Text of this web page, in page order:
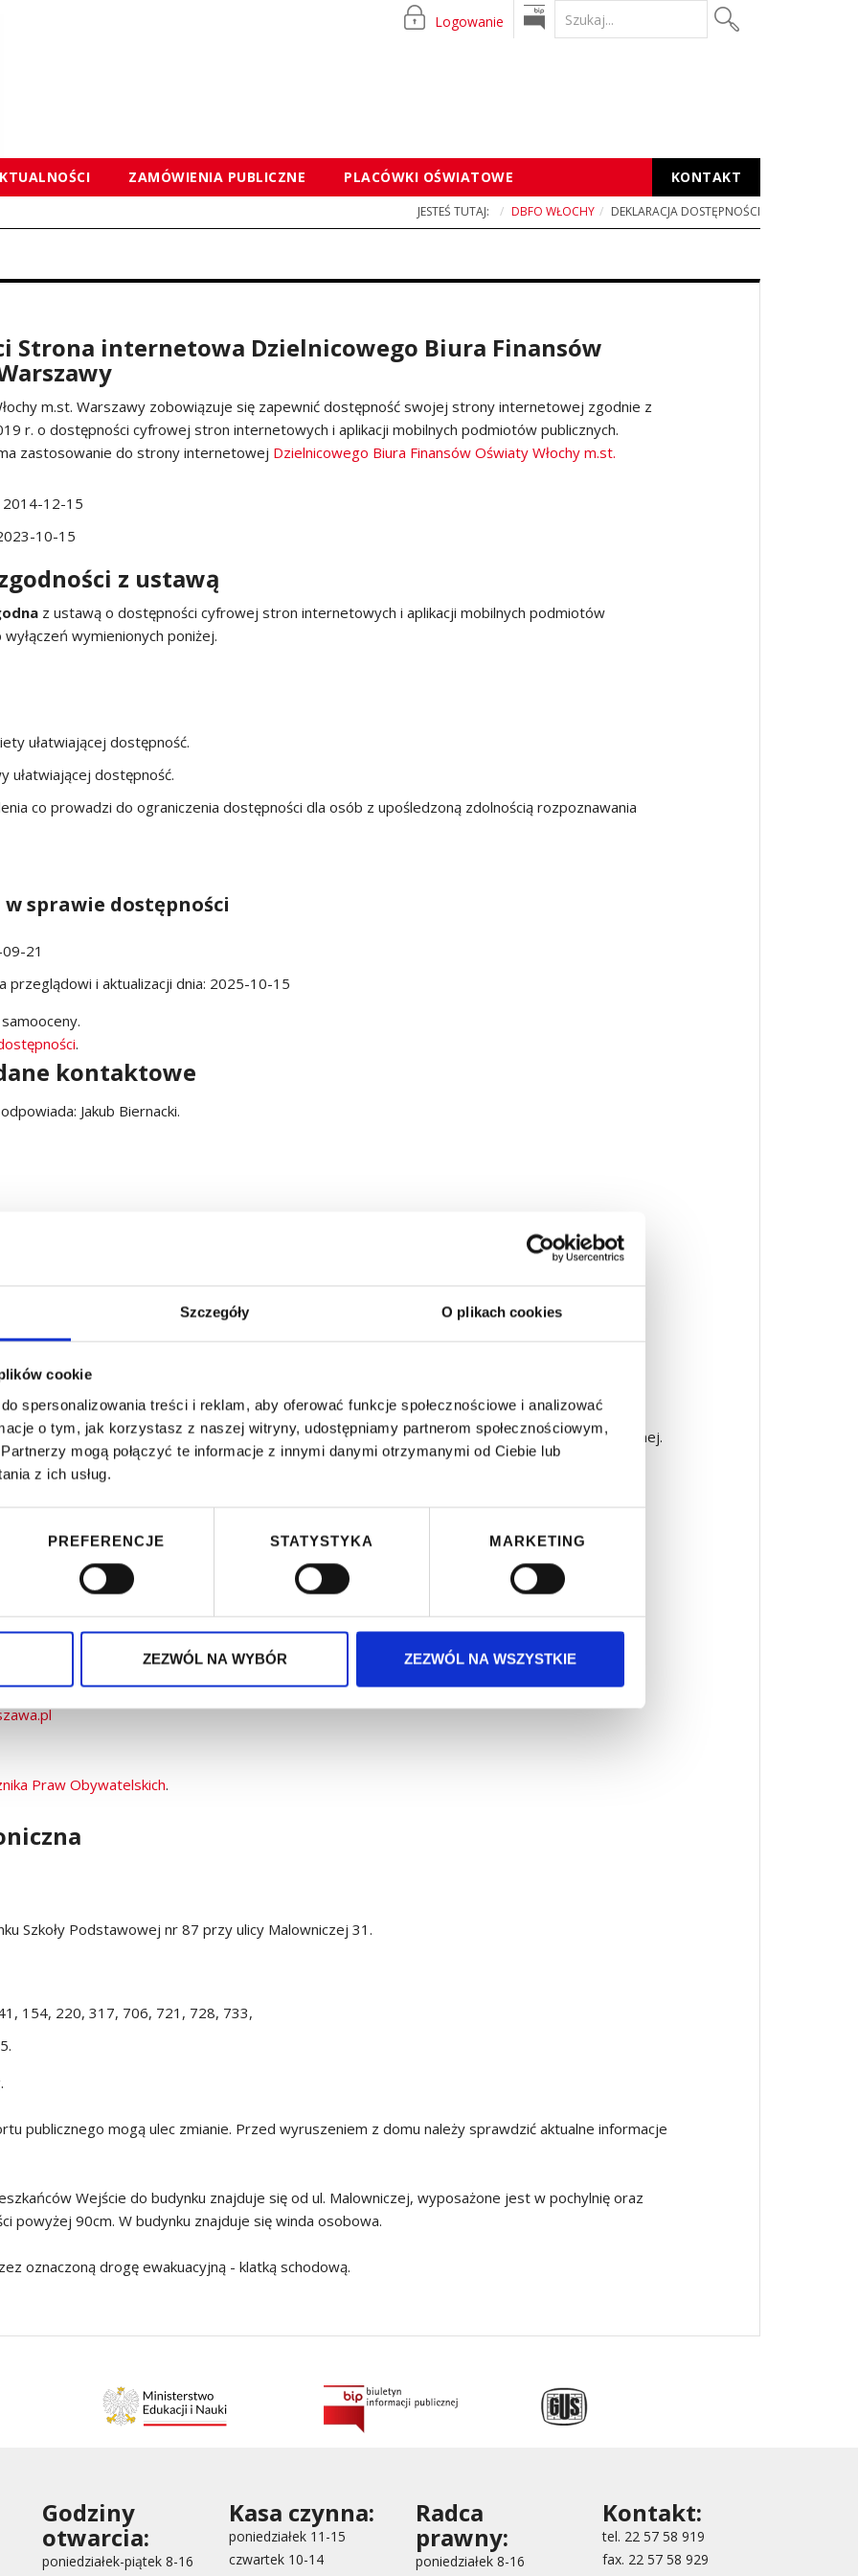
Szczegóły O plikach cookies
cookie
spersonalizowania treści i reklam, aby oferować funkcje społecznościowe i analizować
o tym, jak korzystasz z naszej witryny, udostępniamy partnerom społecznościowym,
mogą połączyć te informacje z innymi danymi otrzymanymi od Ciebie lub
z ich usług.
PREFERENCJE STATYSTYKA MARKETING
ZEZWÓL NA WYBÓR ZEZWÓL NA WSZYSTKIE
Logowanie
ZAMÓWIENIA PUBLICZNE PLACÓWKI OŚWIATOWE KONTAKT
JESTEŚ TUTAJ: DBFO WŁOCHY DEKLARACJA DOSTĘPNOŚCI
Strona internetowa Dzielnicowego Biura Finansów
m.st. Warszawy zobowiązuje się zapewnić dostępność swojej strony internetowej zgodnie z
r. o dostępności cyfrowej stron internetowych i aplikacji mobilnych podmiotów publicznych.
zastosowanie do strony internetowej Dzielnicowego Biura Finansów Oświaty Włochy m.st.
2014-12-15
10-15
z ustawą
z ustawą o dostępności cyfrowej stron internetowych i aplikacji mobilnych podmiotów
wymienionych poniżej.
ułatwiającej dostępność.
ułatwiającej dostępność.
co prowadzi do ograniczenia dostępności dla osób z upośledzoną zdolnością rozpoznawania
sprawie dostępności
21
przeglądowi i aktualizacji dnia: 2025-10-15
.
kontaktowe
Jakub Biernacki.
cyfrowej strony lub jej elementu,
cyfrowej strony lub jej elementu,
informacji w innej alternatywnej formie.
której dotyczy żądanie,
informacji, jeśli żądanie dotyczy udostępnienia w formie alternatywnej informacji niedostępnej.
niezwłocznie, najpóźniej w ciągu 7 dni. Jeśli w tym terminie zapewnienie dostępności albo
nie jest możliwe, powinno nastąpić najdalej w ciągu 2 miesięcy od daty zgłoszenia.
odmowę realizacji żądania można złożyć skargę do organu nadzorującego pocztą lub drogą
Włochy m.st. Warszawy
Praw Obywatelskich.
Szkoły Podstawowej nr 87 przy ulicy Malowniczej 31.
154, 220, 317, 706, 721, 728, 733,
publicznego mogą ulec zmianie. Przed wyruszeniem z domu należy sprawdzić aktualne informacje
Wejście do budynku znajduje się od ul. Malowniczej, wyposażone jest w pochylnię oraz
powyżej 90cm. W budynku znajduje się winda osobowa.
oznaczoną drogę ewakuacyjną - klatką schodową.
Godziny
otwarcia:
poniedziałek-piątek 8-16
Kasa czynna:
poniedziałek 11-15
czwartek 10-14
Radca
prawny:
poniedziałek 8-16
Kontakt:
tel. 22 57 58 919
fax. 22 57 58 929